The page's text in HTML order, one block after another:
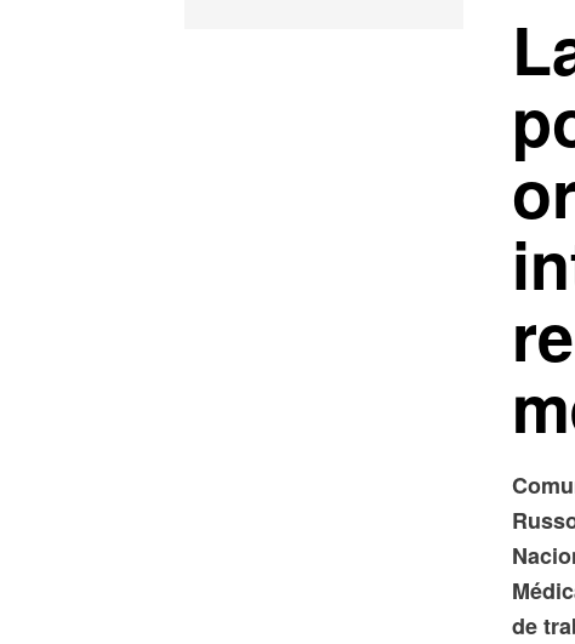
de